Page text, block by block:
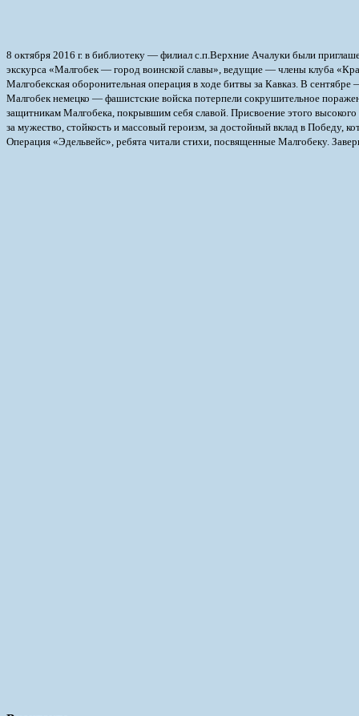
8 октября 2016 г. в библиотеку — филиал с.п.Верхние Ачалуки были
экскурса «Малгобек — город воинской славы», ведущие — члены клуба
Малгобекская оборонительная операция в ходе битвы за Кавказ. В
Малгобек немецко — фашистские войска потерпели сокрушительное
защитникам Малгобека, покрывшим себя славой. Присвоение этого
за мужество, стойкость и массовый героизм, за достойный вклад в
Операция «Эдельвейс», ребята читали стихи, посвященные Малгобеку.